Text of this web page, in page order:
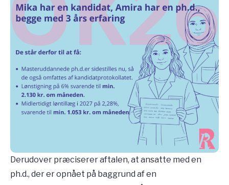
Derudover præciserer aftalen, at ansatte med en
ph.d., der er opnået på baggrund af en